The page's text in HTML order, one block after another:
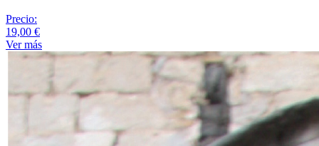
Precio:
19,00 €
Ver más